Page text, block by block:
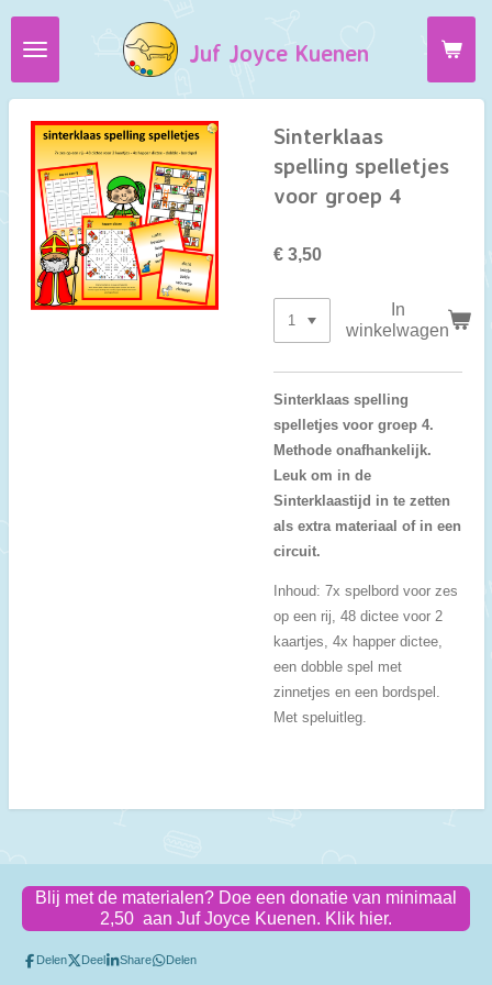
Ga
direct
de
hoofdinhoud
Juf Joyce Kuenen
Sinterklaas
spelling spelletjes
voor groep 4
€ 3,50
In
winkelwagen
Sinterklaas spelling
spelletjes voor groep 4.
Methode onafhankelijk.
Leuk om in de
Sinterklaastijd in te zetten
als extra materiaal of in een
circuit.
Inhoud: 7x spelbord voor zes
op een rij, 48 dictee voor 2
kaartjes, 4x happer dictee,
een dobble spel met
zinnetjes en een bordspel.
Met speluitleg.
Blij met de materialen? Doe een donatie van minimaal
2,50 aan Juf Joyce Kuenen. Klik hier.
Delen Deel Share Delen